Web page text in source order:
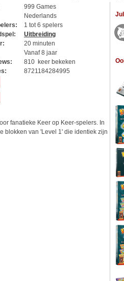
999 Games
Nederlands
1 tot 6 spelers
Uitbreiding
20 minuten
Vanaf 8 jaar
810 keer bekeken
8721184284995
fanatieke Keer op Keer-spelers. In
blokken van 'Level 1' die identiek zijn